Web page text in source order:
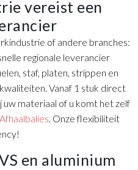
vereist een
of andere branches:
regionale leverancier
staf, platen, strippen en
Vanaf 1 stuk direct
materiaal of u komt het zelf
Afhaalbalies. Onze flexibiliteit
en aluminium